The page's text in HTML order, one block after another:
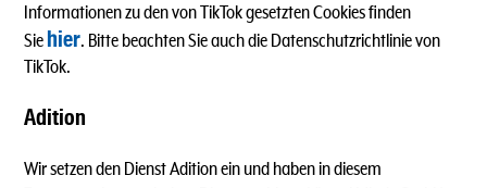
Informationen zu den von TikTok gesetzten Cookies finden
Sie hier. Bitte beachten Sie auch die Datenschutzrichtlinie von
TikTok.
Adition
Wir setzen den Dienst Adition ein und haben in diesem